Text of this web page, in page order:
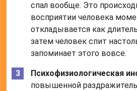
спал вообще. Это
восприятии человека
откладывается как
затем человек спит
запоминает этого вовсе.
Психофизиологическая
повышенной